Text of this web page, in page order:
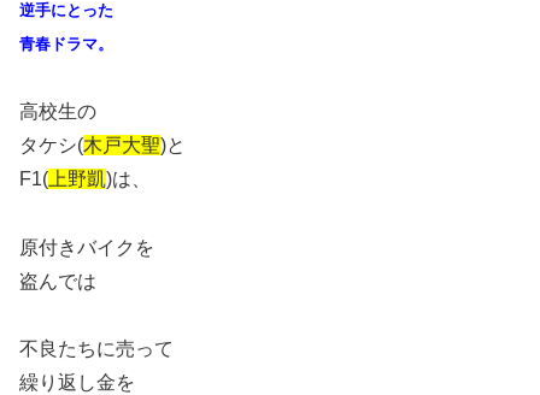
逆手にとった
青春ドラマ。
高校生の
タケシ(木戸大聖)と
F1( 上野凱)は、
原付きバイクを
盗んでは
不良たちに売って
繰り返し金を